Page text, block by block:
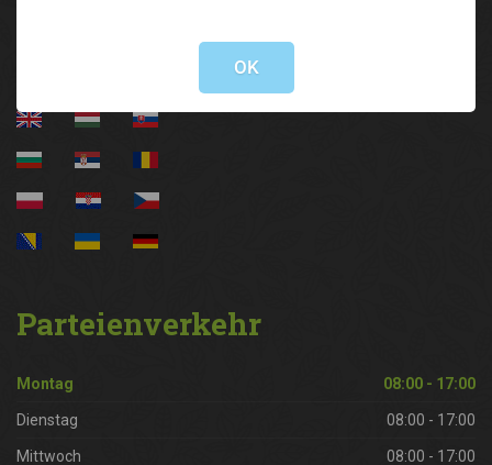
Parteienverkehr
Montag 08:00 - 17:00
Dienstag 08:00 - 17:00
Mittwoch 08:00 - 17:00
OK